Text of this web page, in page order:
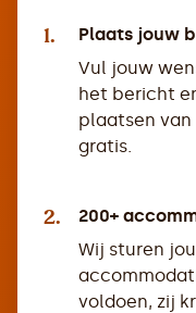
1.
Plaats jouw
Vul jouw
het bericht
plaatsen
gratis.
2.
200+
Wij sturen
voldoen, zij